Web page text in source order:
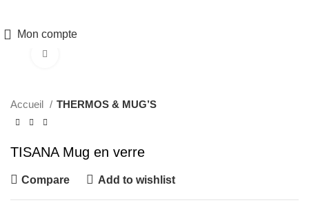
Accueil THERMOS & MUG’S
TISANA Mug en verre
Compare Add to wishlist